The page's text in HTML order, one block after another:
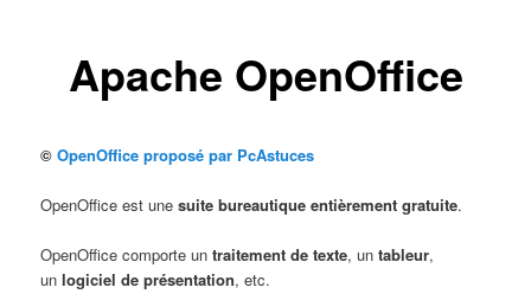
Apache OpenOffice
©OpenOffice proposé par PcAstuces
OpenOffice est unesuite bureautique entièrement gratuite.
OpenOffice comporte untraitement de texte, untableur,
unlogiciel de présentation, etc.